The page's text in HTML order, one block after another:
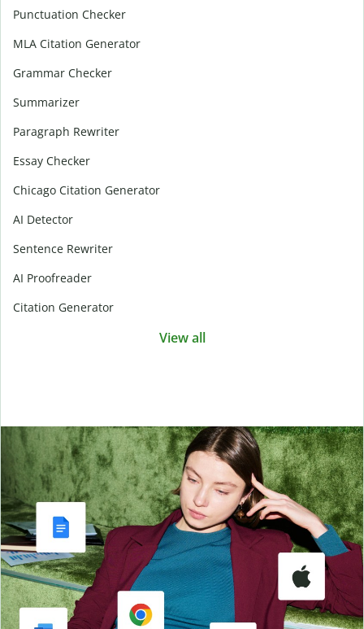
Punctuation Checker
MLA Citation Generator
Grammar Checker
Summarizer
Paragraph Rewriter
Essay Checker
Chicago Citation Generator
AI Detector
Sentence Rewriter
AI Proofreader
Citation Generator
View all